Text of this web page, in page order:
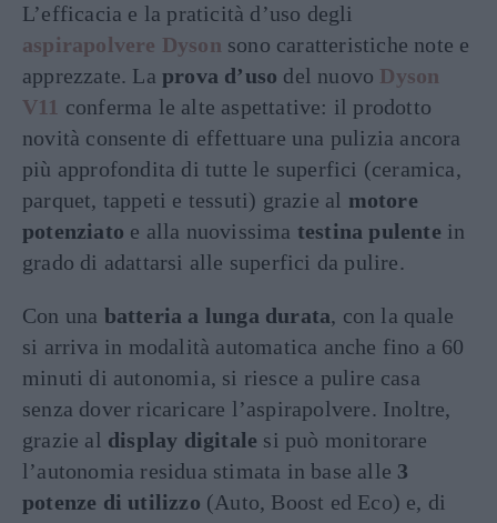
L’efficacia e la praticità d’uso degli
aspirapolvere Dyson sono caratteristiche note e
apprezzate. La prova d’uso del nuovo Dyson
V11 conferma le alte aspettative: il prodotto
novità consente di effettuare una pulizia ancora
più approfondita di tutte le superfici (ceramica,
parquet, tappeti e tessuti) grazie al motore
potenziato e alla nuovissima testina pulente in
grado di adattarsi alle superfici da pulire.
Con una batteria a lunga durata, con la quale
si arriva in modalità automatica anche fino a 60
minuti di autonomia, si riesce a pulire casa
senza dover ricaricare l’aspirapolvere. Inoltre,
grazie al display digitale si può monitorare
l’autonomia residua stimata in base alle 3
potenze di utilizzo (Auto, Boost ed Eco) e, di